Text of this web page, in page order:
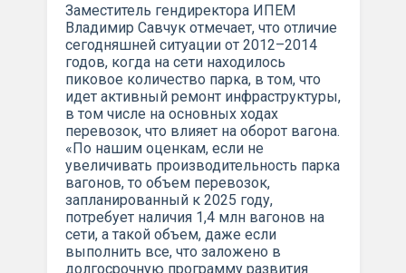
Заместитель гендиректора ИПЕМ
Владимир Савчук отмечает, что отличие
сегодняшней ситуации от 2012–2014
годов, когда на сети находилось
пиковое количество парка, в том, что
идет активный ремонт инфраструктуры,
в том числе на основных ходах
перевозок, что влияет на оборот вагона.
«По нашим оценкам, если не
увеличивать производительность парка
вагонов, то объем перевозок,
запланированный к 2025 году,
потребует наличия 1,4 млн вагонов на
сети, а такой объем, даже если
выполнить все, что заложено в
долгосрочную программу развития